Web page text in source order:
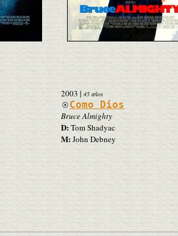
2003| 45 años
Como Dios
Bruce Almighty
D:Tom Shadyac
M:John Debney